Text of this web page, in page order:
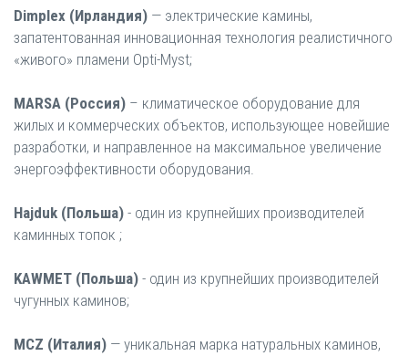
Dimplex (Ирландия) — электрические камины,
запатентованная инновационная технология реалистичного
«живого» пламени Opti-Myst;
MARSA (Россия) – климатическое оборудование для
жилых и коммерческих объектов, использующее новейшие
разработки, и направленное на максимальное увеличение
энергоэффективности оборудования.
Hajduk (Польша) - один из крупнейших производителей
каминных топок ;
KAWМЕТ (Польша) - один из крупнейших производителей
чугунных каминов;
MCZ (Италия) — уникальная марка натуральных каминов,